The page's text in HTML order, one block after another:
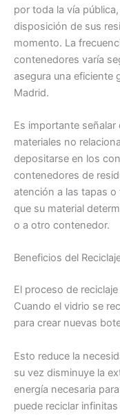
por toda la vía
disposición de sus
momento. La
contenedores varía
asegura una eficiente
Madrid.
Es importante señalar
materiales no
depositarse en los
contenedores de
atención a las tapas o
que su material
o a otro contenedor.
Beneficios del
El proceso de
Cuando el vidrio se
para crear nuevas
Esto reduce la
su vez disminuye la
energía necesaria
puede reciclar